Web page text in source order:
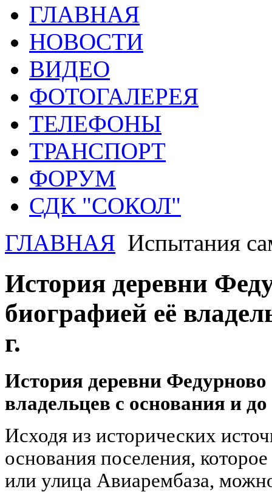
ГЛАВНАЯ
НОВОСТИ
ВИДЕО
ФОТОГАЛЕРЕЯ
ТЕЛЕФОНЫ
ТРАНСПОРТ
ФОРУМ
СДК "СОКОЛ"
ГЛАВНАЯ Испытания
История деревни
биографией её
г.
История деревни Федурново
владельцев с основания и до
Исходя из исторических
основания поселения,
или улица Авиарембаза,